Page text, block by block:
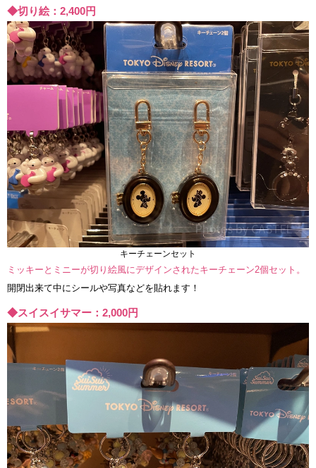
◆切り絵：2,400円
キーチェーンセット
ミッキーとミニーが切り絵風にデザインされたキーチェーン2個セット。
開閉出来て中にシールや写真などを貼れます！
◆スイスイサマー：2,000円